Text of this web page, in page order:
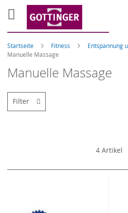
Startseite Fitness
Entspannung
Manuelle Massage
Manuelle Massage
4Artikel
Filter